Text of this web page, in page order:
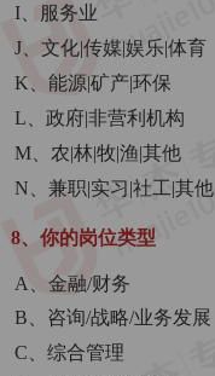
I、服务业
J、文化|传媒|娱乐|体育
K、能源|矿产|环保
L、政府|非营利机构
M、农|林|牧|渔|其他
N、兼职|实习|社工|其他
8、你的岗位类型
A、金融/财务
B、咨询/战略/业务发展
C、综合管理